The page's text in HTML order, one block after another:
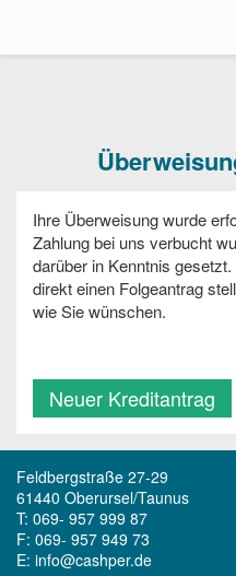
Ihre Überweisung wurde
Zahlung bei uns verbucht
darüber in Kenntnis
direkt einen Folgeantrag
wie Sie wünschen.
Neuer Kreditantrag
Feldbergstraße 27-29
61440 Oberursel/Taunus
T: 069- 957 999 87
F: 069- 957 949 73
E: info@cashper.de